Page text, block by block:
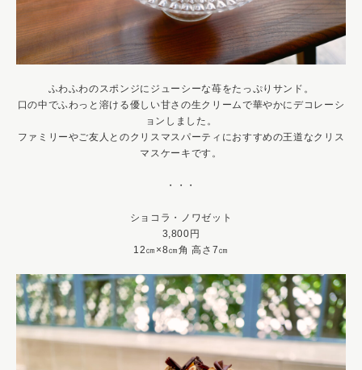
ふわふわのスポンジにジューシーな苺をたっぷりサンド。
口の中でふわっと溶ける優しい甘さの生クリームで華やかにデコレーシ
ョンしました。
ファミリーやご友人とのクリスマスパーティにおすすめの王道なクリス
マスケーキです。
・・・
ショコラ・ノワゼット
3,800円
12㎝×8㎝角 高さ7㎝